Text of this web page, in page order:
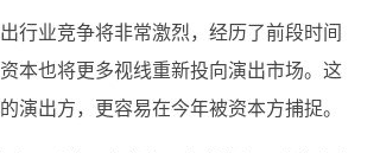
行业竞争将非常激烈，经历了前段时间
本也将更多视线重新投向演出市场。这
演出方，更容易在今年被资本方捕捉。